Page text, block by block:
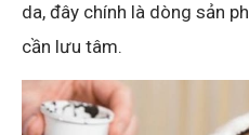
da, đây chính là dòng sản
cần lưu tâm.